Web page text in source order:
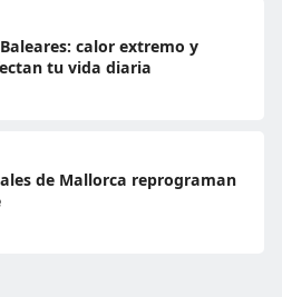
calor extremo y
tu vida diaria
de Mallorca reprograman